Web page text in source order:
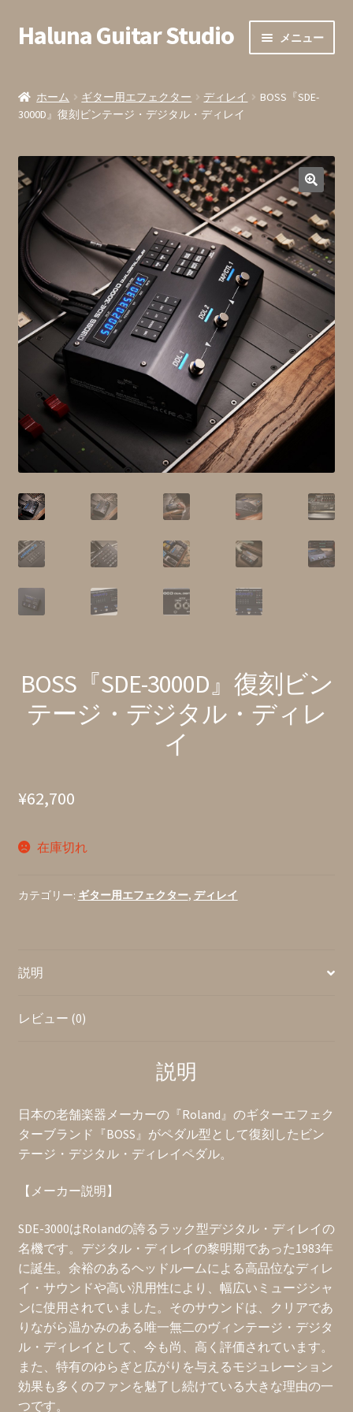
ナ
ビ
ー
シ
へ
ス
キ
ッ
プ
コ
ン
ン
ツ
キ
ッ
プ
Haluna Guitar Studio メニュー
会員登録
全ての商品
カート内
お支払い
お問い合わせ・お申込みフォーム
発送までの目安
特定商取引法に基づく表記
ホーム ギター用エフェクター ディレイ
BOSS『SDE-
3000D』復刻ビンテージ・デジタル・ディレイ
BOSS『SDE-3000D』復刻ビン
テージ・デジタル・ディレ
イ
¥62,700
在庫切れ
カテゴリー: ギター用エフェクター, ディレイ
説明
レビュー (0)
説明
日本の老舗楽器メーカーの『Roland』のギターエフェク
ターブランド『BOSS』がペダル型として復刻したビン
テージ・デジタル・ディレイペダル。
【メーカー説明】
SDE-3000はRolandの誇るラック型デジタル・ディレイの
名機です。デジタル・ディレイの黎明期であった1983年
に誕生。余裕のあるヘッドルームによる高品位なディレ
イ・サウンドや高い汎用性により、幅広いミュージシャ
ンに使用されていました。そのサウンドは、クリアであ
りながら温かみのある唯一無二のヴィンテージ・デジタ
ル・ディレイとして、今も尚、高く評価されています。
また、特有のゆらぎと広がりを与えるモジュレーション
効果も多くのファンを魅了し続けている大きな理由の一
つです。